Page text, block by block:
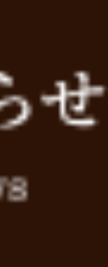
ちのいい青空が広がる季
る方が急増してます💦 自
い、肩こり症の人は特に
易い初夏は循環器への負
安にしてください。(ﾄﾃﾓ
におススメです。